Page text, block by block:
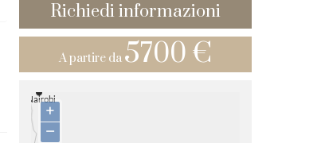
Richiedi informazioni
A partire da 5700 €
+
–